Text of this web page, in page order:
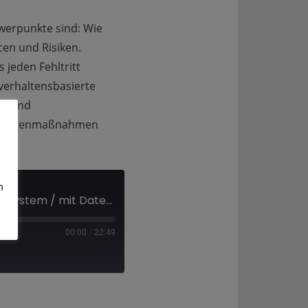
sind: Wie
und Risiken.
jeden Fehltritt
und
Digitalisierung: Im Katastrophenschutz / für ein Social Credit System / mit Datenschutz ?
00:00 / 22:49